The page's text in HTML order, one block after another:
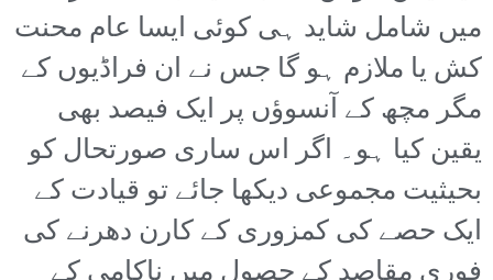
میں شامل شاید ہی کوئی ایسا عام محنت
کش یا ملازم ہو گا جس نے ان فراڈیوں کے
مگر مچھ کے آنسوؤں پر ایک فیصد بھی
یقین کیا ہو۔ اگر اس ساری صورتحال کو
بحیثیت مجموعی دیکھا جائے تو قیادت کے
ایک حصے کی کمزوری کے کارن دھرنے کی